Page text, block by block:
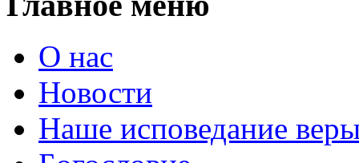
О нас
Новости
Наше исповедание